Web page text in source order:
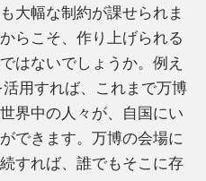
大幅な制約が課せられま
らこそ、作り上げられる
はないでしょうか。例え
用すれば、これまで万博
界中の人々が、自国にい
できます。万博の会場に
すれば、誰でもそこに存